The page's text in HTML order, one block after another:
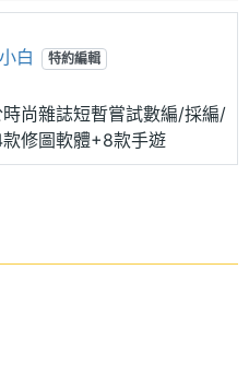
白 特約編輯
尚雜誌短暫嘗試數編/採編/
修圖軟體+8款手遊